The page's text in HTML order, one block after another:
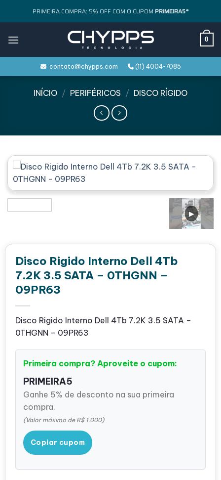
PRIMEIRA COMPRA: 5% OFF COM O CUPOM PRIMEIRA5*
0
contato@chypps.com (11) 4004-7085
INÍCIO / PERIFÉRICOS / DISCO RÍGIDO
Disco Rigido Interno Dell 4Tb
7.2K 3.5 SATA – 0THGNN –
09PR63
Disco Rigido Interno Dell 4Tb 7.2K 3.5 SATA –
0THGNN – 09PR63
Primeira compra? Aproveite o cupom:
PRIMEIRA5
Ganhe 5% de desconto na sua primeira
compra.
(Valor máximo de R$ 1.000)
Copiar cupom